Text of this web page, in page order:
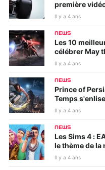
première
Il y a 4 ans
NEWS
Les 10
célébrer May
Il y a 4 ans
NEWS
Prince of
Temps
Il y a 4 ans
NEWS
Les Sims 4 :
le thème de la
Il y a 4 ans